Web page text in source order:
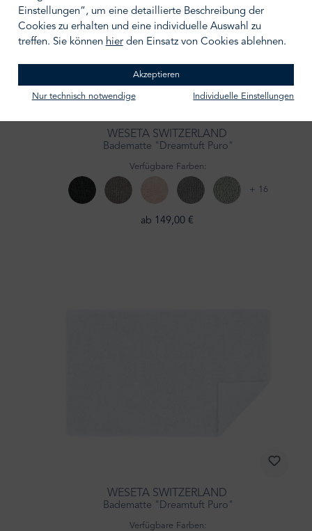
WESETA SWITZERLAND
Badematte "Dreamtuft Puro"
Verfügbare Farben:
+ 16
ab 149,00 €
WESETA SWITZERLAND
Badematte "Dreamtuft Puro"
Verfügbare Farben:
Einstellungen“, um eine detaillierte Beschreibung der
Cookies zu erhalten und eine individuelle Auswahl zu
treffen. Sie können hierden Einsatz von Cookies ablehnen.
Akzeptieren
Nur technisch notwendige Individuelle Einstellungen